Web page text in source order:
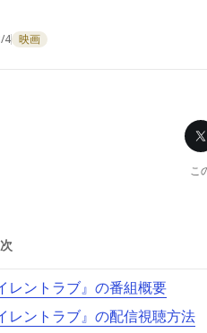
4 映画
こ
レントラブ』の番組概要
レントラブ』の配信視聴方法